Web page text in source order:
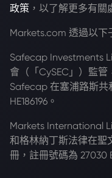
政策 ，以了解更多有關
Markets.com 透過以下
Safecap Investments
會（「CySEC」）監
Safecap 在塞浦路斯共
HE186196。
Markets International
和格林納丁斯法律在聖
冊，註冊號碼為 27030